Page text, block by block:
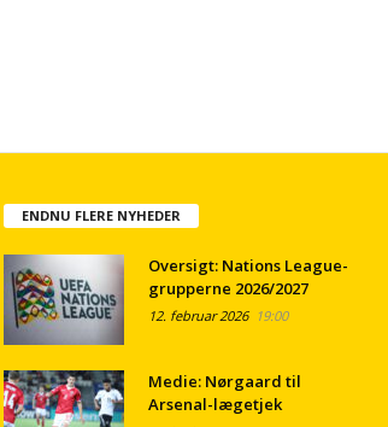
ENDNU FLERE NYHEDER
Oversigt: Nations League-
grupperne 2026/2027
12. februar 202619:00
Medie: Nørgaard til
Arsenal-lægetjek